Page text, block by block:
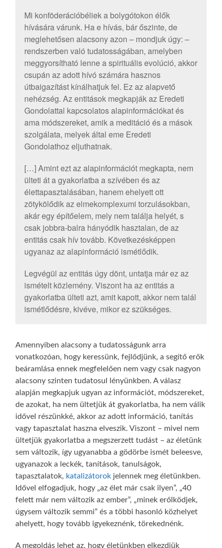
Mi konföderációbéliek a bolygótokon élők
hívására várunk. Ha e hívás, bár őszinte, de
meglehetősen alacsony azon – mondjuk úgy: –
rendszerben való tudatosságában, amelyben
meggyorsítható lenne a spirituális evolúció, akkor
csupán az adott hívó számára hasznos
útbaigazítást kínálhatjuk fel. Ez az alapvető
nehézség. Az entitások megkapják az Eredeti
Gondolattal kapcsolatos alapinformációkat és
ama módszereket, amik a meditáció és a mások
szolgálata, melyek által eme Eredeti
Gondolathoz eljuthatnak.
[…] Amint ezt az alapinformációt megkapta, nem
ülteti át a gyakorlatba a szívében és az
élettapasztalásában, hanem ehelyett ott
zötykölődik az elmekomplexumi torzulásokban,
akár egy építőelem, mely nem találja helyét, s
csak jobbra-balra hányódik hasztalan, de az
entitás csak hív tovább. Következésképpen
ugyanaz az alapinformáció ismétlődik.
Legvégül az entitás úgy dönt, untatja már ez az
ismételt közlemény. Viszont ha az entitás a
gyakorlatba ülteti azt, amit kapott, akkor nem talál
ismétlődésre, kivéve, mikor ez szükséges.
Amennyiben alacsony a tudatosságunk arra
vonatkozóan, hogy keressünk, fejlődjünk, a segítő erők
beáramlása ennek megfelelően nem vagy csak nagyon
alacsony szinten tudatosul lényünkben. A válasz
alapján megkapjuk ugyan az információt, módszereket,
de azokat, ha nem ültetjük át gyakorlatba, ha nem válik
idővel részünkké, akkor az adott információ, tanítás
vagy tapasztalat haszna elveszik. Viszont – mivel nem
ültetjük gyakorlatba a megszerzett tudást – az életünk
sem változik, így ugyanabba a gödörbe ismét beleesve,
ugyanazok a leckék, tanítások, tanulságok,
tapasztalatok, katalizátorok jelennek meg életünkben.
Idővel elfogadjuk, hogy „az élet már csak ilyen”, „40
felett már nem változik az ember”, „minek erőlködjek,
úgysem változik semmi” és a többi hasonló közhelyet
ahelyett, hogy tovább igyekeznénk, törekednénk.
A megoldás lehet az, hogy életünkben elkezdjük